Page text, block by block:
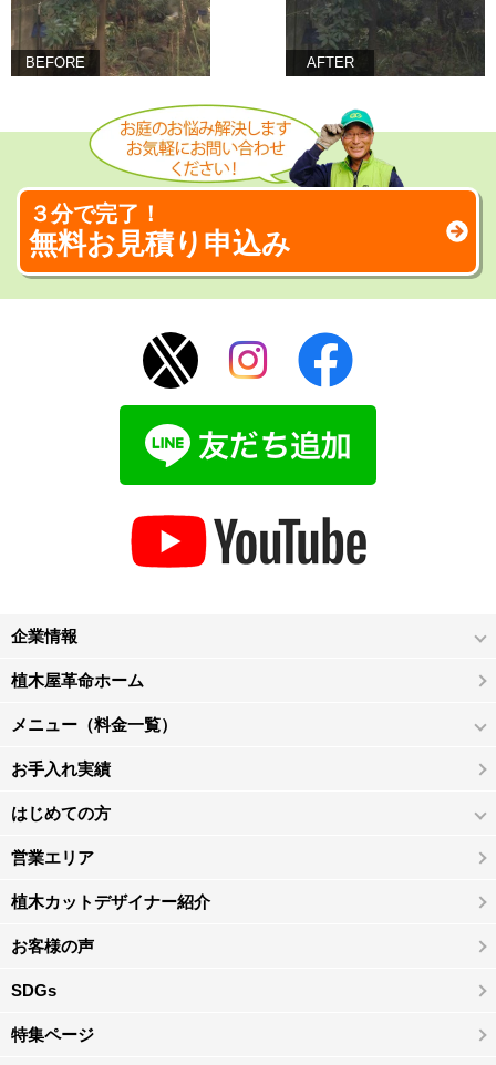
BEFORE AFTER
３分で完了！
無料お見積り申込み
企業情報
植木屋革命ホーム
メニュー（料金一覧）
お手入れ実績
はじめての方
営業エリア
植木カットデザイナー紹介
お客様の声
SDGs
特集ページ